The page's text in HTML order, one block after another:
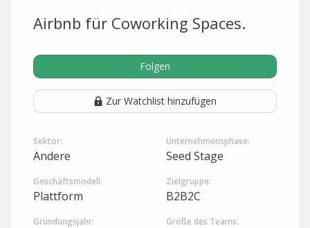
Airbnb für Coworking Spaces.
Folgen
Zur Watchlist hinzufügen
Sektor:
Andere
Unternehmensphase:
Seed Stage
Geschäftsmodell:
Plattform
Zielgruppe:
B2B2C
Gründungsjahr: Größe des Teams: